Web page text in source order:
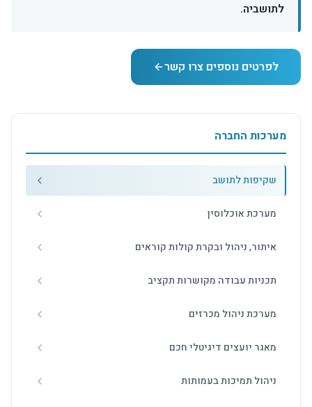
לתושביה.
לפרטים נוספים צרו קשר
מערכות החברה
שקיפות לתושב
מערכת אוכלוסין
איתור, ניהול ובקרת קולות קוראים
תכניות עבודה מקושרות תקציב
מערכת ניהול מכרזים
מאגר יועצים דיגיטלי חכם
ניהול תמיכות בעמותות